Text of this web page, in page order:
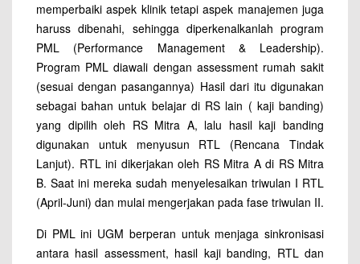
memperbaiki aspek klinik tetapi aspek manajemen juga
haruss dibenahi, sehingga diperkenalkanlah program
PML (Performance Management & Leadership).
Program PML diawali dengan assessment rumah sakit
(sesuai dengan pasangannya) Hasil dari itu digunakan
sebagai bahan untuk belajar di RS lain ( kaji banding)
yang dipilih oleh RS Mitra A, lalu hasil kaji banding
digunakan untuk menyusun RTL (Rencana Tindak
Lanjut). RTL ini dikerjakan oleh RS Mitra A di RS Mitra
B. Saat ini mereka sudah menyelesaikan triwulan I RTL
(April-Juni) dan mulai mengerjakan pada fase triwulan II.
Di PML ini UGM berperan untuk menjaga sinkronisasi
antara hasil assessment, hasil kaji banding, RTL dan